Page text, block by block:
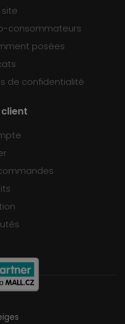
site
consommateurs
posées
de confidentialité